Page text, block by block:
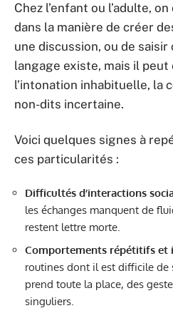
Chez l’enfant ou l’adulte,
dans la manière de créer
une discussion, ou de saisir
langage existe, mais il
l’intonation inhabituelle, la
non-dits incertaine.
Voici quelques signes à
ces particularités :
Difficultés d’interactions
les échanges manquent de
restent lettre morte.
Comportements répétitifs et
routines dont il est difficile de
prend toute la place, des
singuliers.